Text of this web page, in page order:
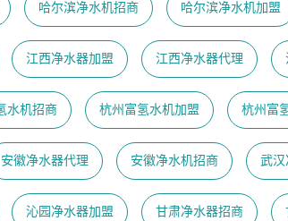
哈尔滨净水机招商 哈尔滨净水机加盟
江西净水器加盟 江西净水器代理
水机招商 杭州富氢水机加盟 杭州富
安徽净水器代理 安徽净水机招商 武汉
沁园净水器加盟 甘肃净水器招商